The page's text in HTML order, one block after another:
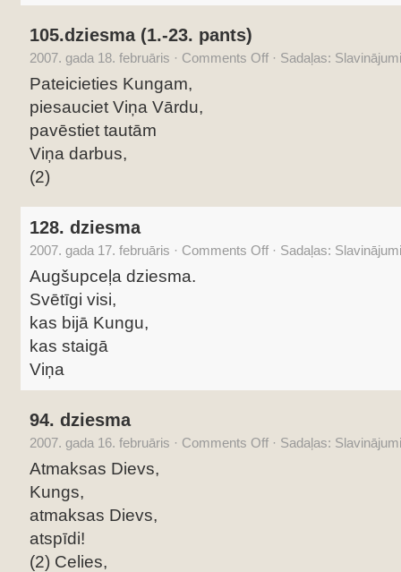
105.dziesma (1.-23. pants)
2007. gada 18. februāris · Comments Off · Sadaļas:
Pateicieties Kungam,
piesauciet Viņa Vārdu,
pavēstiet tautām
Viņa darbus,
(2)
128. dziesma
2007. gada 17. februāris · Comments Off · Sadaļas:
Augšupceļa dziesma.
Svētīgi visi,
kas bijā Kungu,
kas staigā
Viņa
94. dziesma
2007. gada 16. februāris · Comments Off · Sadaļas:
Atmaksas Dievs,
Kungs,
atmaksas Dievs,
atspīdi!
(2) Celies,